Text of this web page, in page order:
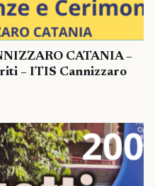
CATANIA –
– ITIS Cannizzaro